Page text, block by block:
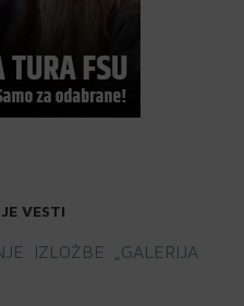
VESTI
IZLOŽBE „GALERIJA